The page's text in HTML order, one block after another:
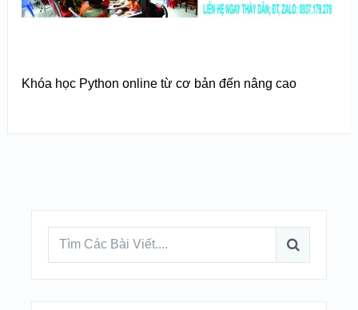
Khóa học Python online từ cơ bản đến nâng cao